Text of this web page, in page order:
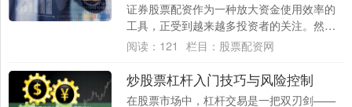
证券股票配资作为一种放大资金使用效率的
工具，正受到越来越多投资者的关注。然
而，杠杆操作如同一把双刃剑，既能放大收
阅读： 121 栏目： 股票配资网
炒股票杠杆入门技巧与风险控制
在股票市场中，杠杆交易是一把双刃剑——